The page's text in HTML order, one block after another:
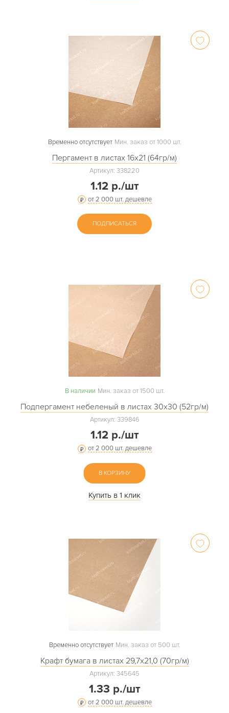
Временно отсутствует Мин. заказ от 1000 шт.
Пергамент в листах 16х21 (64гр/м)
Артикул: 338220
1.12 р./шт
от 2 000 шт. дешевле
ПОДПИСАТЬСЯ
В наличии Мин. заказ от 1500 шт.
Подпергамент небеленый в листах 30х30 (52гр/м)
Артикул: 339846
1.12 р./шт
от 2 000 шт. дешевле
В КОРЗИНУ
Купить в 1 клик
Временно отсутствует Мин. заказ от 500 шт.
Крафт бумага в листах 29,7х21,0 (70гр/м)
Артикул: 345645
1.33 р./шт
от 2 000 шт. дешевле